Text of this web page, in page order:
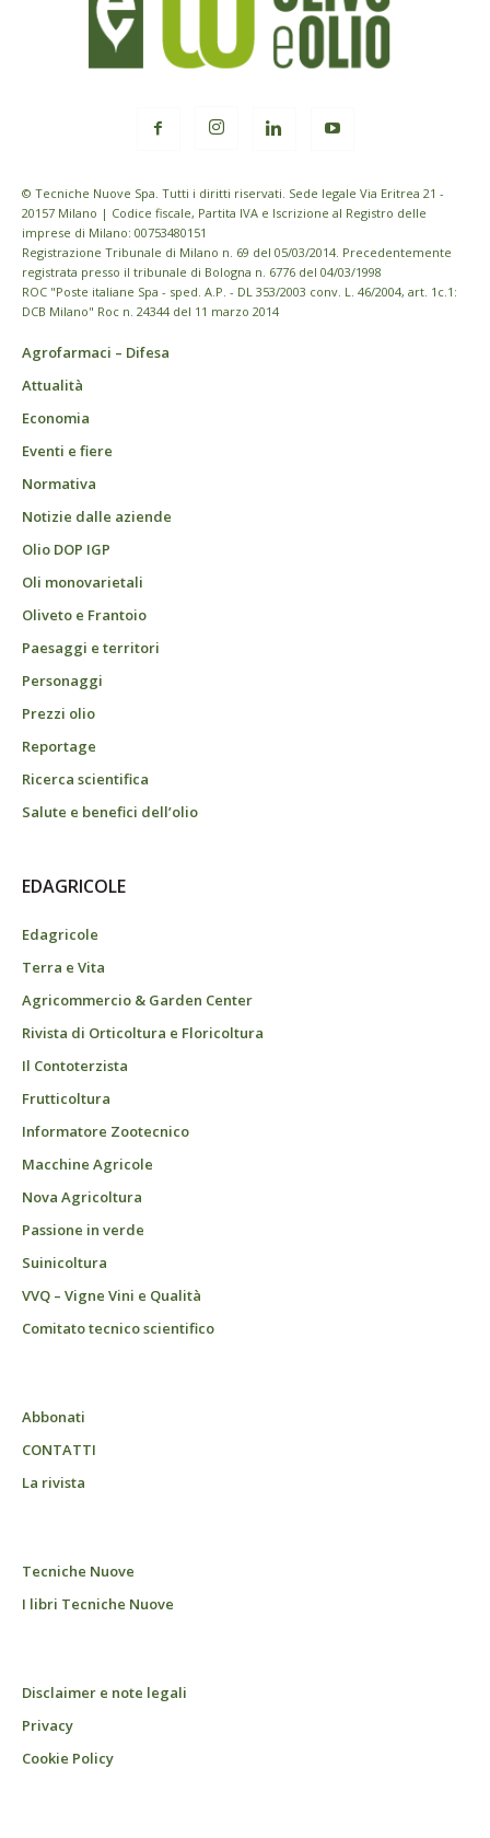
© Tecniche Nuove Spa. Tutti i diritti riservati. Sede legale Via Eritrea 21 -
20157 Milano | Codice fiscale, Partita IVA e Iscrizione al Registro delle
imprese di Milano: 00753480151
Registrazione Tribunale di Milano n. 69 del 05/03/2014. Precedentemente
registrata presso il tribunale di Bologna n. 6776 del 04/03/1998
ROC "Poste italiane Spa - sped. A.P. - DL 353/2003 conv. L. 46/2004, art. 1c.1:
DCB Milano" Roc n. 24344 del 11 marzo 2014
Agrofarmaci – Difesa
Attualità
Economia
Eventi e fiere
Normativa
Notizie dalle aziende
Olio DOP IGP
Oli monovarietali
Oliveto e Frantoio
Paesaggi e territori
Personaggi
Prezzi olio
Reportage
Ricerca scientifica
Salute e benefici dell’olio
EDAGRICOLE
Edagricole
Terra e Vita
Agricommercio & Garden Center
Rivista di Orticoltura e Floricoltura
Il Contoterzista
Frutticoltura
Informatore Zootecnico
Macchine Agricole
Nova Agricoltura
Passione in verde
Suinicoltura
VVQ – Vigne Vini e Qualità
Comitato tecnico scientifico
Abbonati
CONTATTI
La rivista
Tecniche Nuove
I libri Tecniche Nuove
Disclaimer e note legali
Privacy
Cookie Policy